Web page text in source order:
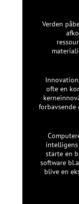
Verden
ofte en
starte en
software
blive en